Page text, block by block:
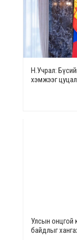
Н.Учрал:
хэмжээг
Улсын онцгой
байдлыг